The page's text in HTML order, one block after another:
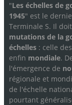
"Les échelles de
1945" est le
Terminale S. Il
mutations de la
échelles : celle des
enfin mondiale.
l'émergence de
régionale et
de l'échelle
pourtant